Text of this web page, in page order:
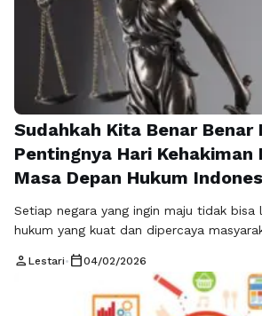
Sudahkah Kita Benar Benar
Pentingnya Hari Kehakiman
Masa Depan Hukum
Setiap negara yang ingin maju tidak bisa
hukum yang kuat dan dipercaya
publik adalah peringatan Hari Kehakiman
jika ditelaah lebih dalam, pentingnya Hari
bukan sekadar seremoni tahunan,
person Lestari• calendar_today04/02/2026